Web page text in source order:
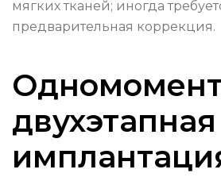
мягких тканей; иногда
предварительная коррекция.
двухэтапная